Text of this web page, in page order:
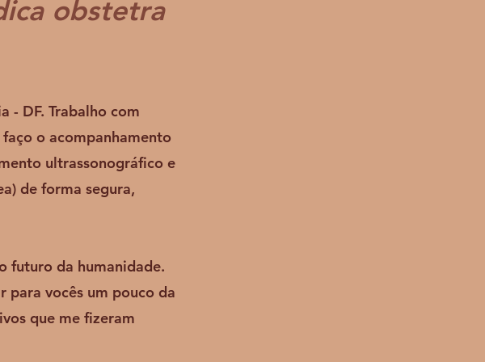
obstetra
- DF. Trabalho com
o acompanhamento
ultrassonográfico e
de forma segura,
futuro da humanidade.
para vocês um pouco da
que me fizeram